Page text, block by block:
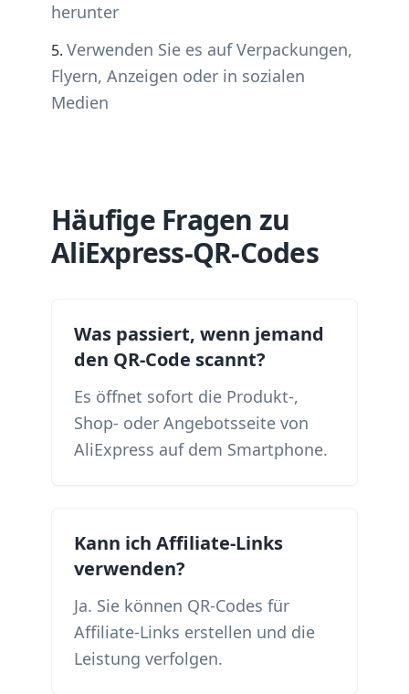
herunter
Verwenden Sie es auf Verpackungen,
Flyern, Anzeigen oder in sozialen
Medien
Häufige Fragen zu
AliExpress-QR-Codes
Was passiert, wenn jemand
den QR-Code scannt?
Es öffnet sofort die Produkt-,
Shop- oder Angebotsseite von
AliExpress auf dem Smartphone.
Kann ich Affiliate-Links
verwenden?
Ja. Sie können QR-Codes für
Affiliate-Links erstellen und die
Leistung verfolgen.